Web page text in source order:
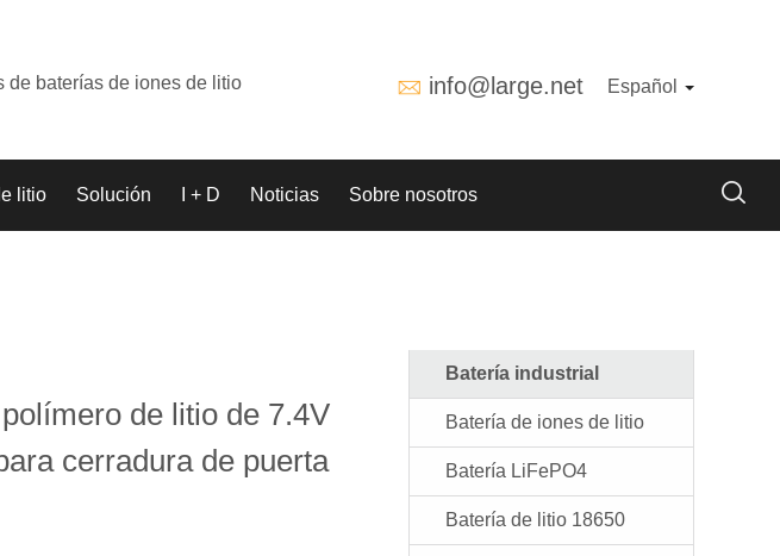
de baterías de iones de litio info@large.net Español
litio Solución I + D Noticias Sobre nosotros
de litio de 7.4V
cerradura de puerta
Batería industrial
Batería de iones de litio
Batería LiFePO4
Batería de litio 18650